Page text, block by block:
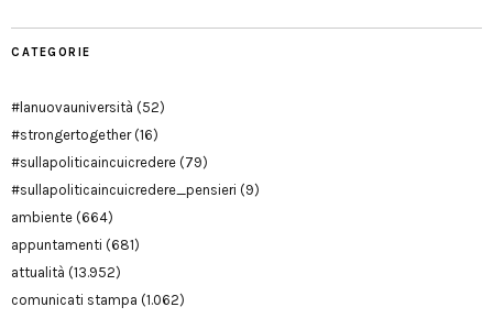
CATEGORIE
#lanuovauniversità (52)
#strongertogether(16)
#sullapoliticaincuicredere (79)
#sullapoliticaincuicredere_pensieri (9)
ambiente (664)
appuntamenti (681)
attualità (13.952)
comunicati stampa (1.062)